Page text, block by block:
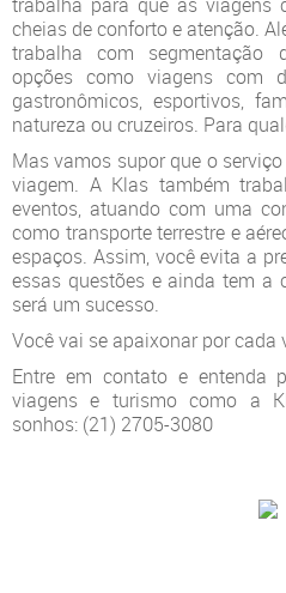
cheias de conforto e atenção.
trabalha com segmentação
opções como viagens com
gastronômicos, esportivos,
natureza ou cruzeiros. Para
Mas vamos supor que o
viagem. A Klas também
eventos, atuando com uma
como transporte terrestre e
espaços. Assim, você evita a
essas questões e ainda tem a
será um sucesso.
Você vai se apaixonar por
Entre em contato e entenda
viagens e turismo como a
sonhos: (21) 2705-3080